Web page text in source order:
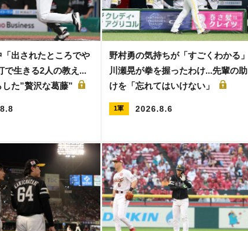
出されたところでや
で生きる2人の教え...
た”贅沢な葛藤”
野村勇の気持ちが「すごくわかる」
川瀬晃が拳を握ったわけ...先輩の助
けを「忘れてはいけない」
1軍 2026.8.6